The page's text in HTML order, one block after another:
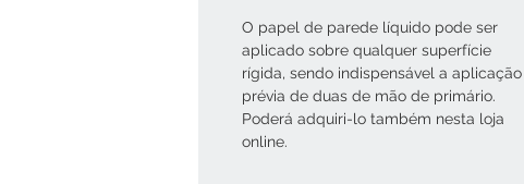
O papel de parede líquido pode ser
aplicado sobre qualquer superfície
rígida, sendo indispensável a aplicação
prévia de duas de mão de primário.
Poderá adquiri-lo também nesta loja
online.